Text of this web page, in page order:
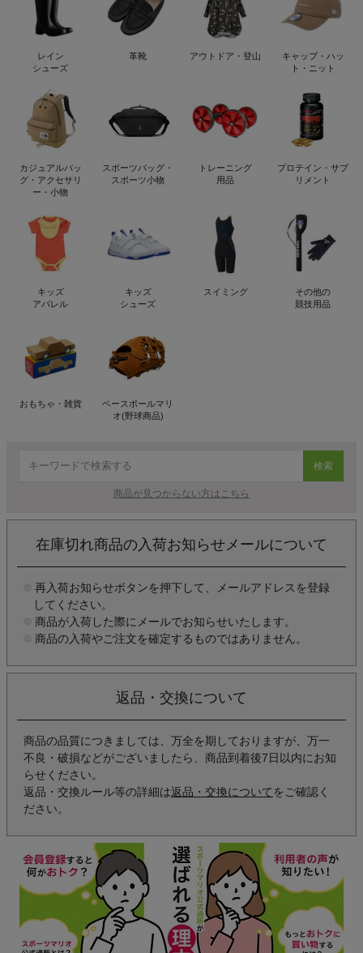
レイン
シューズ
革靴 アウトドア・登山
キャップ・ハッ
ト・ニット
カジュアルバッ
グ・アクセサリ
ー・小物
スポーツバッグ・
スポーツ小物
トレーニング
用品
プロテイン・サプ
リメント
キッズ
アパレル
キッズ
シューズ
スイミング
その他の
競技用品
おもちゃ・雑貨
ベースボールマリ
オ(野球商品)
検索
商品が見つからない方はこちら
在庫切れ商品の入荷お知らせメールについて
再入荷お知らせボタンを押下して、メールアドレスを登録
してください。
商品が入荷した際にメールでお知らせいたします。
商品の入荷やご注文を確定するものではありません。
返品・交換について
商品の品質につきましては、万全を期しておりますが、万一
不良・破損などがございましたら、商品到着後7日以内にお知
らせください。
返品・交換ルール等の詳細は返品・交換について をご確認く
ださい。